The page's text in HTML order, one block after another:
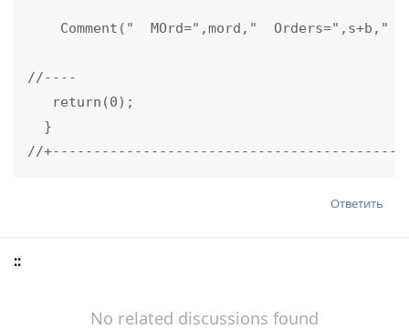
Comment("  MOrd=",mord,"  Orders=",s+b,"
//----
return(0);
}
//
Ответить
::
No related discussions found